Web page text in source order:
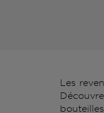
Les